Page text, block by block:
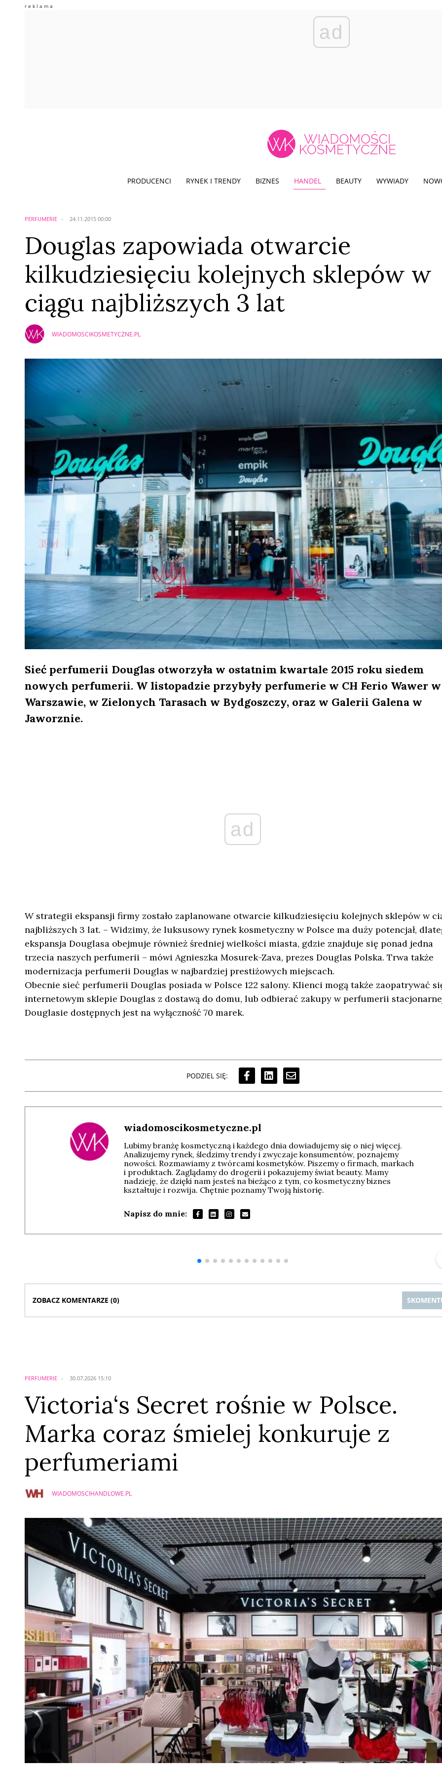
ad
PRODUCENCI RYNEK I TRENDY BIZNES HANDEL BEAUTY WYWIADY
PERFUMERIE 24.11.2015 00:00
Douglas zapowiada otwarcie
kilkudziesięciu kolejnych sklepów w
ciągu najbliższych 3 lat
WIADOMOSCIKOSMETYCZNE.PL
Sieć perfumerii Douglas otworzyła w ostatnim kwartale 2015 roku siedem
nowych perfumerii. W listopadzie przybyły perfumerie w CH Ferio Wawer w
Warszawie, w Zielonych Tarasach w Bydgoszczy, oraz w Galerii Galena w
Jaworznie.
ad
W strategii ekspansji firmy zostało zaplanowane otwarcie kilkudziesięciu kolejnych sklepów w
najbliższych 3 lat. – Widzimy, że luksusowy rynek kosmetyczny w Polsce ma duży potencjał,
ekspansja Douglasa obejmuje również średniej wielkości miasta, gdzie znajduje się ponad jedna
trzecia naszych perfumerii – mówi Agnieszka Mosurek-Zava, prezes Douglas Polska. Trwa także
modernizacja perfumerii Douglas w najbardziej prestiżowych miejscach.
Obecnie sieć perfumerii Douglas posiada w Polsce 122 salony. Klienci mogą także zaopatrywać
internetowym sklepie Douglas z dostawą do domu, lub odbierać zakupy w perfumerii
Douglasie dostępnych jest na wyłączność 70 marek.
PODZIEL SIĘ:
wiadomoscikosmetyczne.pl
Lubimy branżę kosmetyczną i każdego dnia dowiadujemy się o niej więcej.
Analizujemy rynek, śledzimy trendy i zwyczaje konsumentów, poznajemy
nowości. Rozmawiamy z twórcami kosmetyków. Piszemy o firmach, markach
i produktach. Zaglądamy do drogerii i pokazujemy świat beauty. Mamy
nadzieję, że dzięki nam jesteś na bieżąco z tym, co kosmetyczny biznes
kształtuje i rozwija. Chętnie poznamy Twoją historię.
Napisz do mnie:
Sterniccy
Sterniccy
Michał Stężalski FineDiningWeek
ZOBACZ KOMENTARZE (0)
Anuluj
PERFUMERIE 30.07.2026 15:10
Victoria‘s Secret rośnie w Polsce.
Marka coraz śmielej konkuruje z
perfumeriami
WIADOMOSCIHANDLOWE.PL